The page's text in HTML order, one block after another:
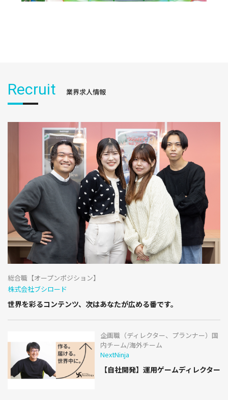
Recruit 業界求人情報
総合職【オープンポジション】
株式会社ブシロード
世界を彩るコンテンツ、次はあなたが広める番です。
企画職（ディレクター、プランナー）国
内チーム/海外チーム
NextNinja
【自社開発】運用ゲームディレクター